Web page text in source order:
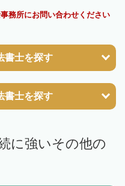
務所にお問い合わせください
書士を探す
書士を探す
に強いその他の